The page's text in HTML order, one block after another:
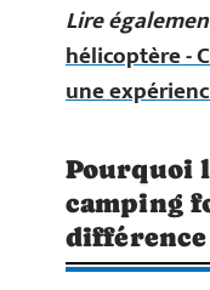
Lire
hélicoptère -
une
Pourquoi
camping